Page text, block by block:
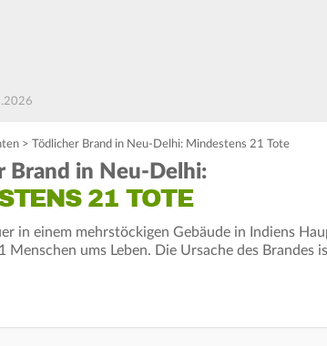
> Tödlicher Brand in Neu-Delhi: Mindestens 21 Tote
Brand in Neu-Delhi:
21 TOTE
in einem mehrstöckigen Gebäude in Indiens
Menschen ums Leben. Die Ursache des Brandes